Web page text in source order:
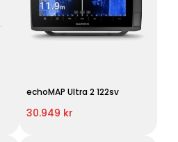
echoMAP Ultra 2 122sv
30.949 kr